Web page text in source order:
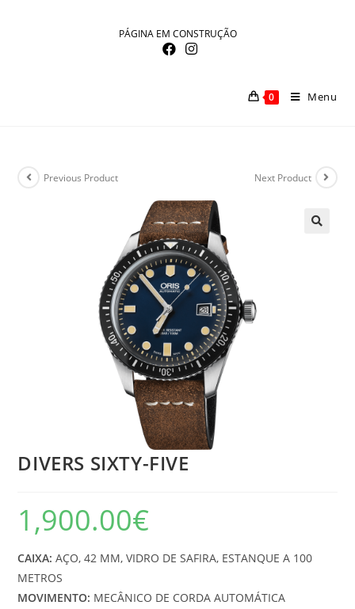
PÁGINA EM CONSTRUÇÃO
0 Menu
Previous Product Next Product
DIVERS SIXTY-FIVE
1,900.00€
CAIXA: AÇO, 42 MM, VIDRO DE SAFIRA, ESTANQUE A 100
METROS
MOVIMENTO: MECÂNICO DE CORDA AUTOMÁTICA